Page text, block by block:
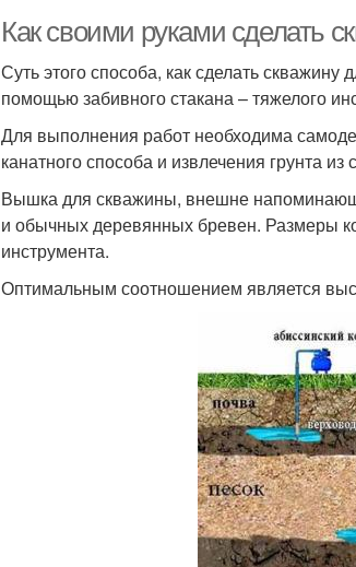
Как своими руками сделать
Суть этого способа, как сделать
помощью забивного стакана – тяжелого
Для выполнения работ необходима
канатного способа и извлечения грунта из
Вышка для скважины, внешне
и обычных деревянных бревен. Размеры
инструмента.
Оптимальным соотношением является